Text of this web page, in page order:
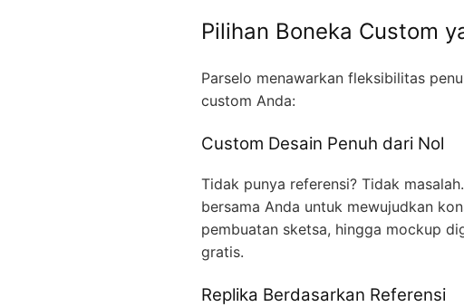
Pilihan Boneka Custom
Parselo menawarkan fleksibilitas
custom Anda:
Custom Desain Penuh dari Nol
Tidak punya referensi? Tidak
bersama Anda untuk mewujudkan
pembuatan sketsa, hingga mockup
gratis.
Replika Berdasarkan Referensi